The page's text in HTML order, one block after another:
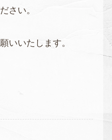
さい。
いいたします。